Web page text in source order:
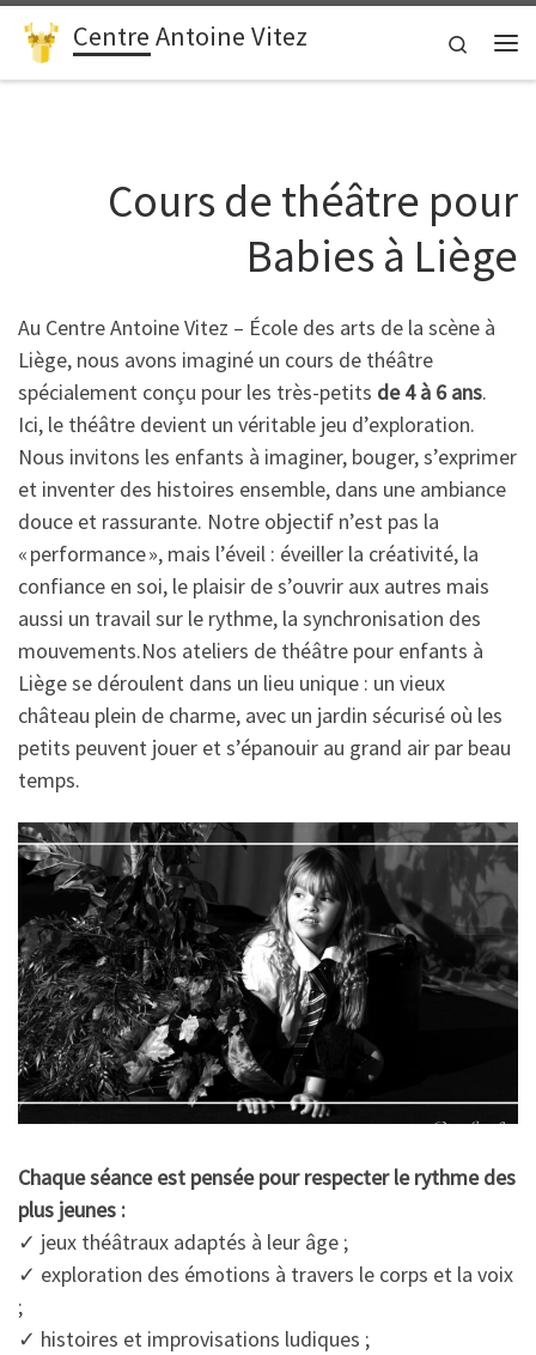
Passer au contenu
Centre Antoine Vitez
Search
Cours de théâtre pour
Babies à Liège
Au Centre Antoine Vitez – École des arts de la scène à
Liège, nous avons imaginé un cours de théâtre
spécialement conçu pour les très-petits de 4 à 6 ans.
Ici, le théâtre devient un véritable jeu d’exploration.
Nous invitons les enfants à imaginer, bouger, s’exprimer
et inventer des histoires ensemble, dans une ambiance
douce et rassurante. Notre objectif n’est pas la
« performance », mais l’éveil : éveiller la créativité, la
confiance en soi, le plaisir de s’ouvrir aux autres mais
aussi un travail sur le rythme, la synchronisation des
mouvements.Nos ateliers de théâtre pour enfants à
Liège se déroulent dans un lieu unique : un vieux
château plein de charme, avec un jardin sécurisé où les
petits peuvent jouer et s’épanouir au grand air par beau
temps.
Chaque séance est pensée pour respecter le rythme des
plus jeunes :
✓ jeux théâtraux adaptés à leur âge ;
✓ exploration des émotions à travers le corps et la voix
;
✓ histoires et improvisations ludiques ;